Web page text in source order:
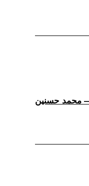
— محمد حسنين